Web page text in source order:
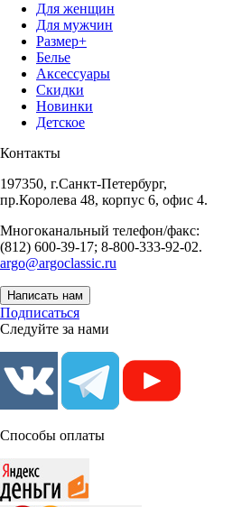
Для женщин
Для мужчин
Размер+
Белье
Аксессуары
Скидки
Новинки
Детское
Контакты
197350, г.Санкт-Петербург,
пр.Королева 48, корпус 6, офис 4.
Многоканальный телефон/факс:
(812) 600-39-17; 8-800-333-92-02.
argo@argoclassic.ru
Написать нам
Подписаться
Следуйте за нами
Способы оплаты